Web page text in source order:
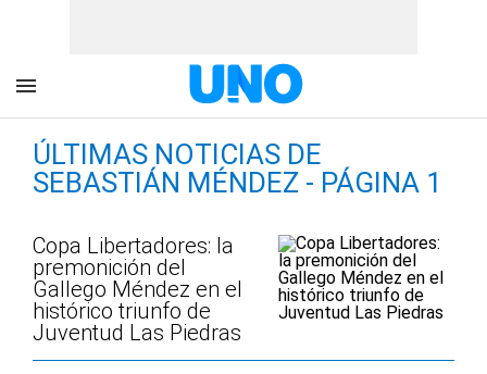
ÚLTIMAS NOTICIAS DE
SEBASTIÁN MÉNDEZ - PÁGINA 1
Copa Libertadores: la
premonición del
Gallego Méndez en el
histórico triunfo de
Juventud Las Piedras